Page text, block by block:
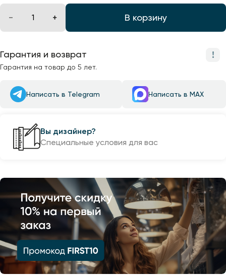
В корзину
Гарантия и возврат
Гарантия на товар до 5 лет.
Написать в Telegram Написать в MAX
Вы дизайнер?
Специальные условия для вас